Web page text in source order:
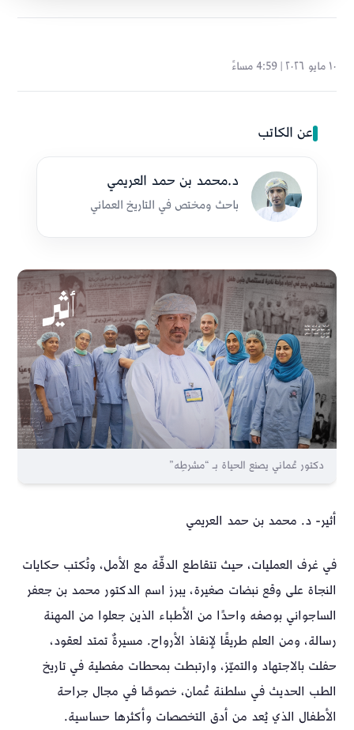
١٠ مايو ٢٠٢٦ | 4:59 مساءً
عن الكاتب
د.محمد بن حمد العريمي
باحث ومختص في التاريخ العماني
دكتور عُماني يصنع الحياة بـ “مشرطِه”
أثير- د. محمد بن حمد العريمي
في غرف العمليات، حيث تتقاطع الدقّة مع الأمل، وتُكتب حكايات
النجاة على وقع نبضات صغيرة، يبرز اسم الدكتور محمد بن جعفر
الساجواني بوصفه واحدًا من الأطباء الذين جعلوا من المهنة
رسالة، ومن العلم طريقًا لإنقاذ الأرواح. مسيرةٌ تمتد لعقود،
حفلت بالاجتهاد والتميّز، وارتبطت بمحطات مفصلية في تاريخ
الطب الحديث في سلطنة عُمان، خصوصًا في مجال جراحة
الأطفال الذي يُعد من أدق التخصصات وأكثرها حساسية.